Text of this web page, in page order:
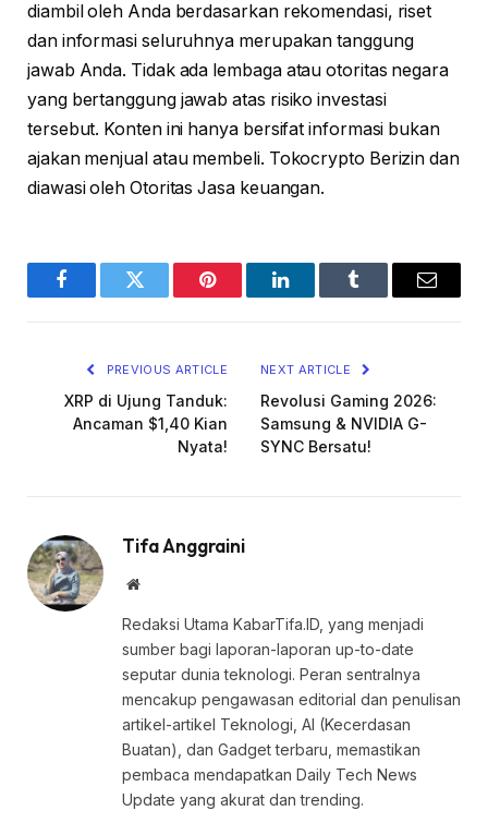
diambil oleh Anda berdasarkan rekomendasi, riset
dan informasi seluruhnya merupakan tanggung
jawab Anda. Tidak ada lembaga atau otoritas negara
yang bertanggung jawab atas risiko investasi
tersebut. Konten ini hanya bersifat informasi bukan
ajakan menjual atau membeli. Tokocrypto Berizin dan
diawasi oleh Otoritas Jasa keuangan.
FacebookTwitter Pinterest LinkedInTumblr Email
PREVIOUS ARTICLE
XRP di Ujung Tanduk:
Ancaman $1,40 Kian
Nyata!
NEXT ARTICLE
Revolusi Gaming 2026:
Samsung & NVIDIA G-
SYNC Bersatu!
Tifa Anggraini
Website
Redaksi Utama KabarTifa.ID, yang menjadi
sumber bagi laporan-laporan up-to-date
seputar dunia teknologi. Peran sentralnya
mencakup pengawasan editorial dan penulisan
artikel-artikel Teknologi, AI (Kecerdasan
Buatan), dan Gadget terbaru, memastikan
pembaca mendapatkan Daily Tech News
Update yang akurat dan trending.